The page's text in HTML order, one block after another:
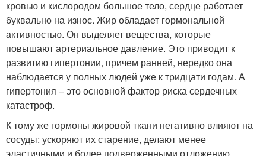
кровью и кислородом большое тело, сердце работает
буквально на износ. Жир обладает гормональной
активностью. Он выделяет вещества, которые
повышают артериальное давление. Это приводит к
развитию гипертонии, причем ранней, нередко она
наблюдается у полных людей уже к тридцати годам. А
гипертония – это основной фактор риска сердечных
катастроф.
К тому же гормоны жировой ткани негативно влияют на
сосуды: ускоряют их старение, делают менее